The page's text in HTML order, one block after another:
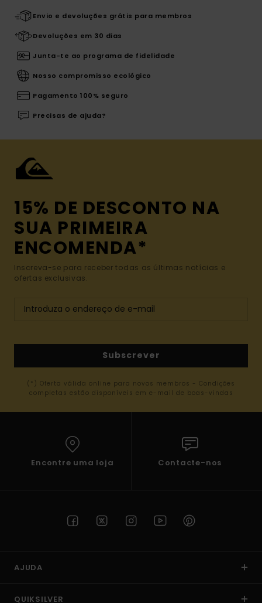
Envio e devoluções grátis para membros
Devoluções em 30 dias
Junta-te ao programa de fidelidade
Nosso compromisso ecológico
Pagamento 100% seguro
Precisas de ajuda?
15% DE DESCONTO NA
SUA PRIMEIRA
ENCOMENDA*
Inscreva-se para receber todas as últimas notícias e
ofertas exclusivas.
Subscrever
(*) Oferta válida online para novos membros - Condições
completas estão disponíveis em e-mail de boas-vindas
Encontre uma loja Contacte-nos
AJUDA
QUIKSILVER